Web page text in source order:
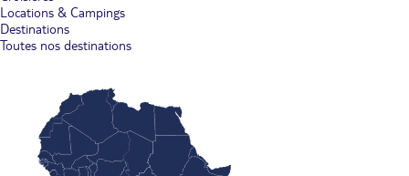
Locations & Campings
Destinations
Toutes nos destinations